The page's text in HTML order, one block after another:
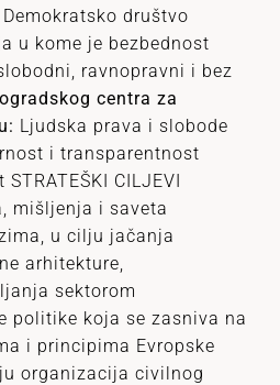
društvo
u kome je bezbednost
ravnopravni i bez
centra za
Ljudska prava i slobode
i transparentnost
CILJEVI
mišljenja i saveta
u cilju jačanja
arhitekture,
sektorom
politike koja se zasniva na
i principima Evropske
organizacija civilnog